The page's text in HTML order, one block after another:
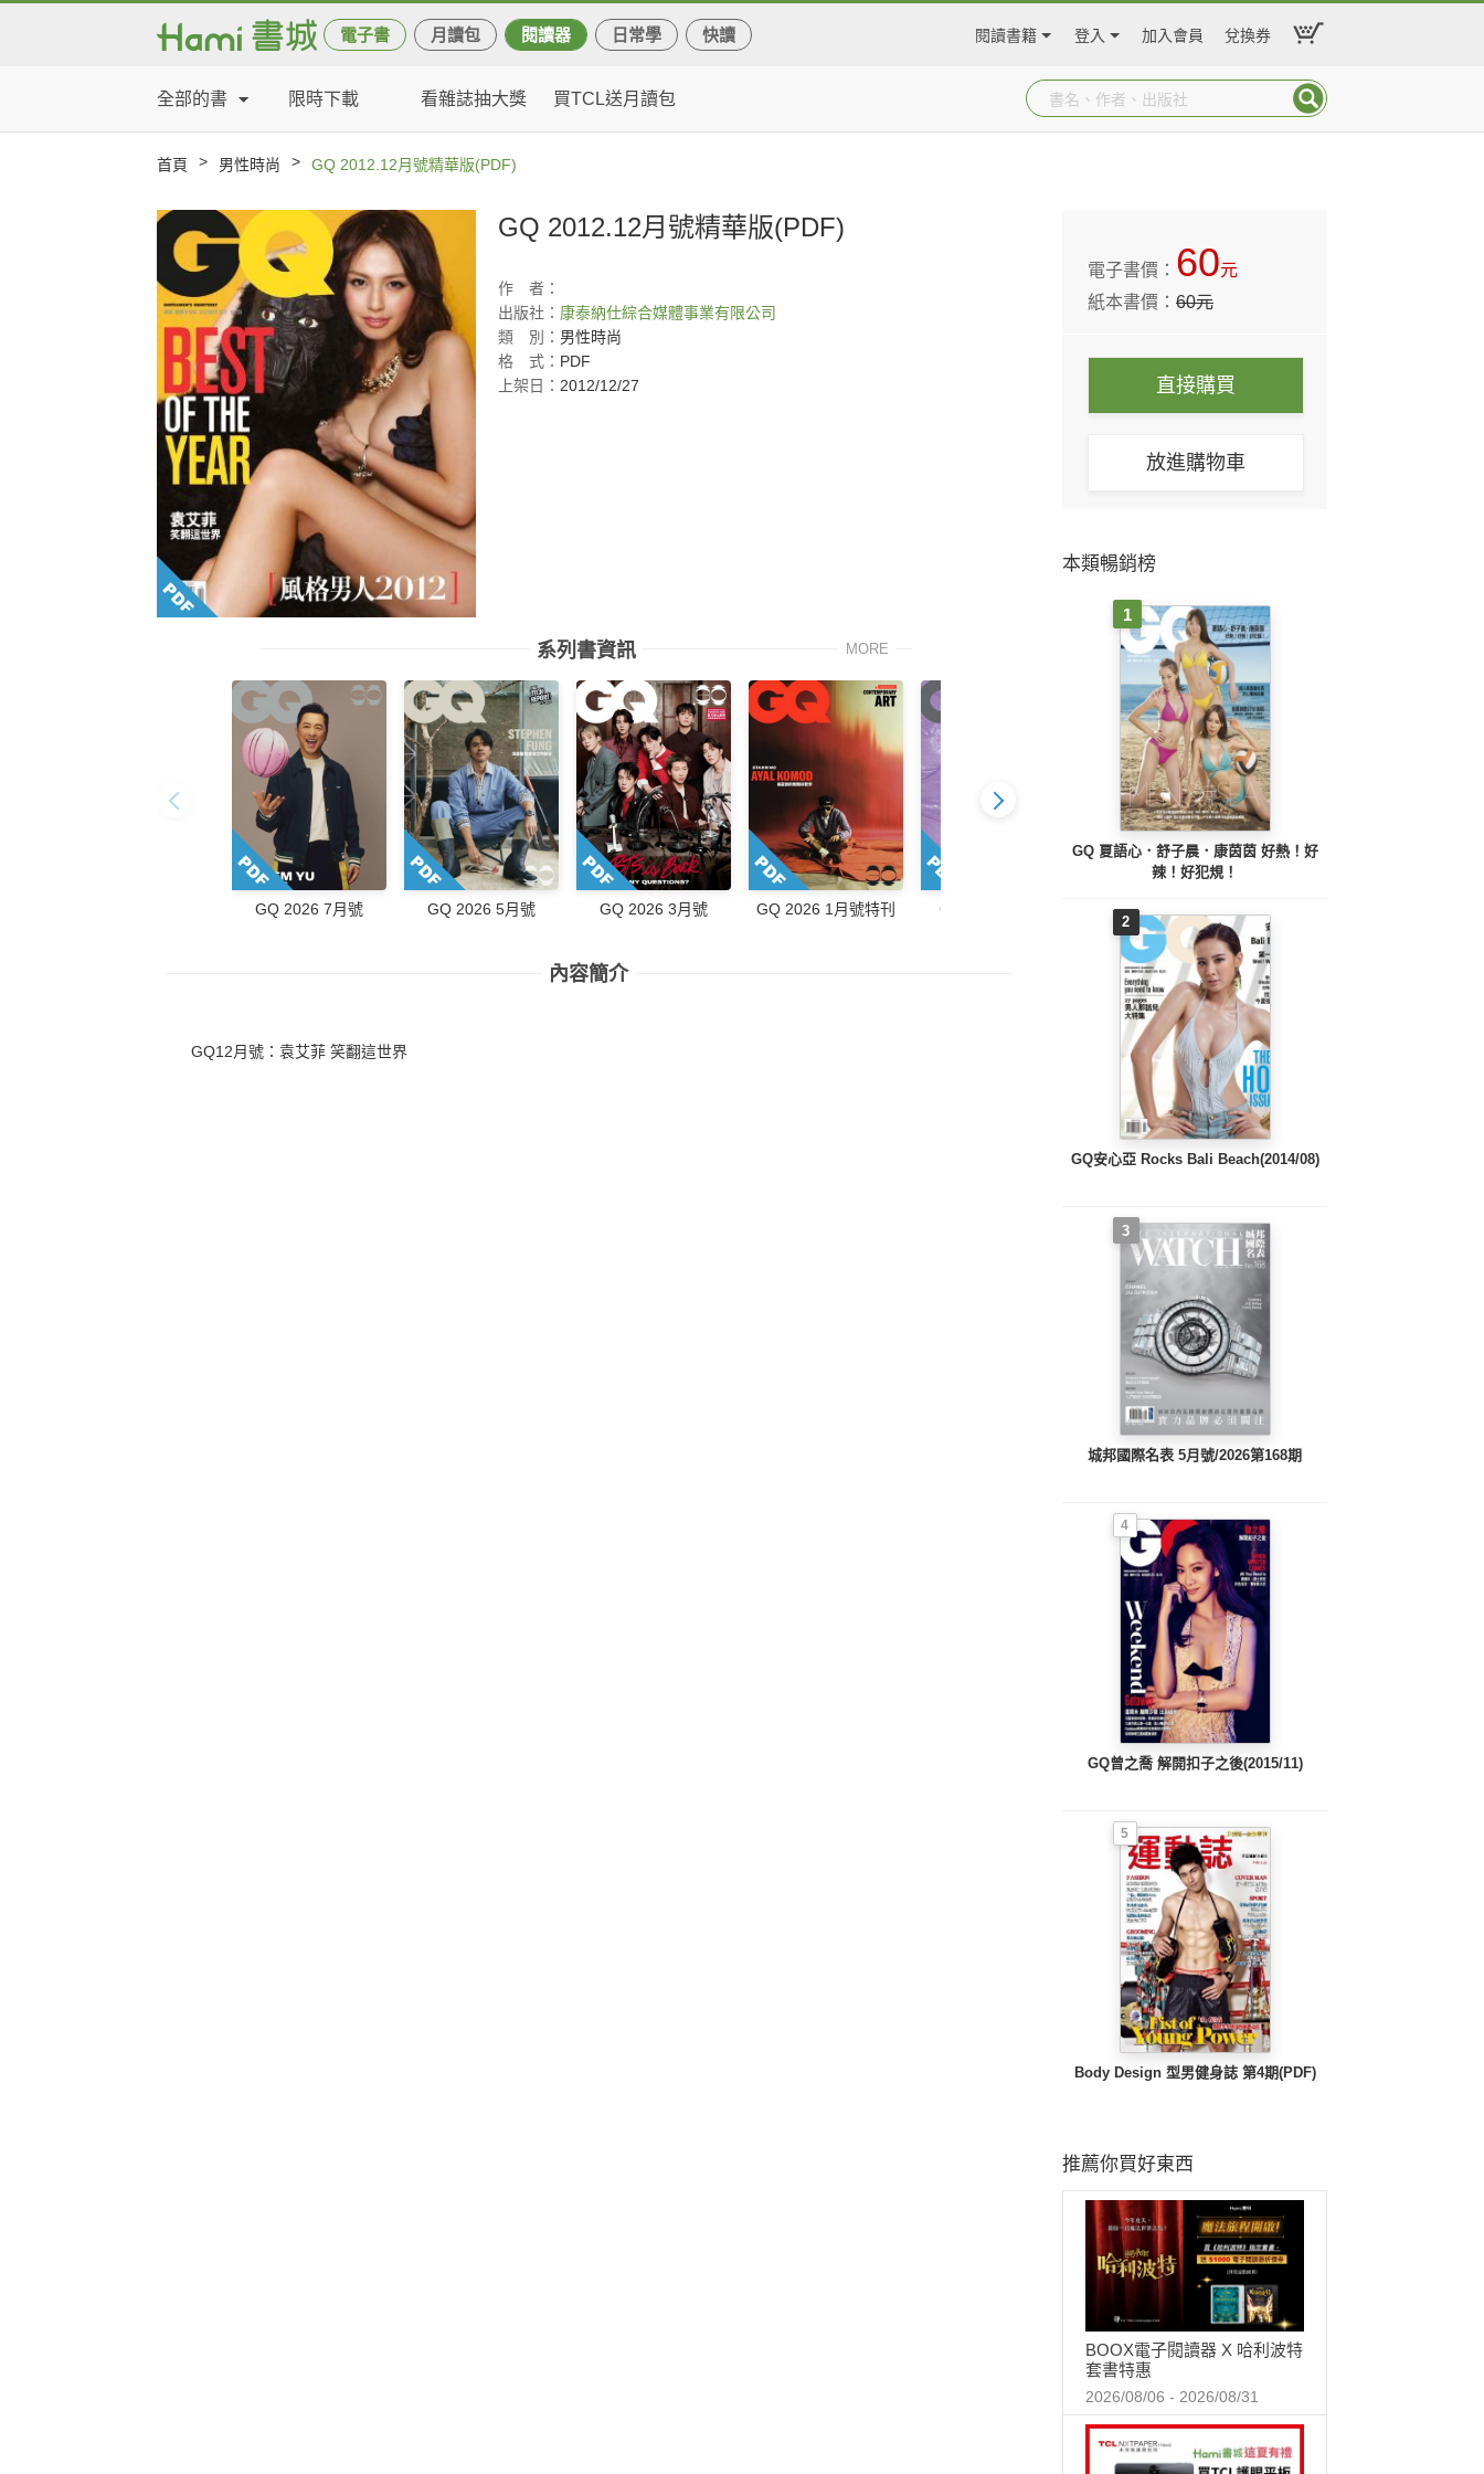
電子書 月讀包 閱讀器 日常學 快讀 閱讀書籍 登入 加入會員 兌換券
全部的書 限時下載 看雜誌抽大獎 買TCL送月讀包
首頁 > 男性時尚 > GQ 2012.12月號精華版(PDF)
GQ 2012.12月號精華版(PDF)
作
者：
出版社： 康泰納仕綜合媒體事業有限公司
類
別： 男性時尚
格
式： PDF
上架日： 2012/12/27
系列書資訊 MORE
GQ 2026 7月號 GQ 2026 5月號 GQ 2026 3月號 GQ 2026 1月號特刊 GQ 2025 12月號 GQ 2025 10月號
內容簡介
GQ12月號：袁艾菲 笑翻這世界
電子書價： 60元
紙本書價：60元
直接購買
放進購物車
本類暢銷榜
1
GQ 夏語心．舒子晨．康茵茵 好熱！好
辣！好犯規！
2
GQ安心亞 Rocks Bali Beach(2014/08)
3
城邦國際名表 5月號/2026第168期
4
GQ曾之喬 解開扣子之後(2015/11)
5
Body Design 型男健身誌 第4期(PDF)
推薦你買好東西
BOOX電子閱讀器 X 哈利波特
套書特惠
2026/08/06 - 2026/08/31